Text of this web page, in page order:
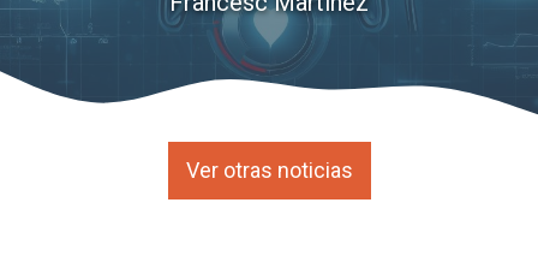
Ver otras noticias